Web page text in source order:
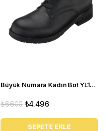
Büyük Numara Kadın Bot YL1510 Siyah
₺4.496
₺6.600
SEPETE EKLE